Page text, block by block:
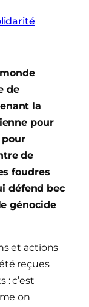
de
la
pour
pour
de
foudres
défend bec
génocide
et actions
reçues
: c’est
on